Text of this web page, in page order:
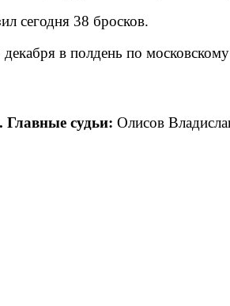
сегодня 38 бросков.
в полдень по
Главные судьи: Олисов